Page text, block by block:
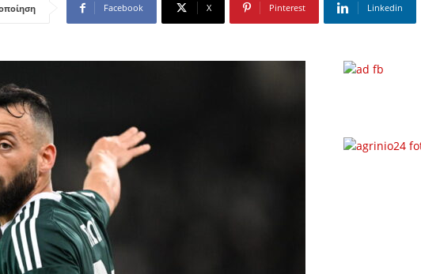
Facebook X Pinterest Linkedin